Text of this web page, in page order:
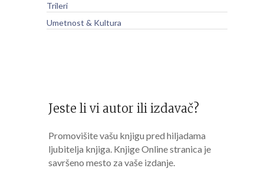
Trileri
Umetnost & Kultura
Jeste li vi autor ili izdavač?
Promovišite vašu knjigu pred hiljadama
ljubitelja knjiga. Knjige Online stranica je
savršeno mesto za vaše izdanje.